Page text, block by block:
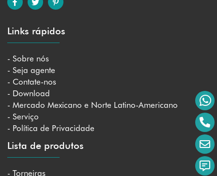
Links rápidos
- Sobre nós
- Seja agente
- Contate-nos
- Download
- Mercado Mexicano e Norte Latino-Americano
- Serviço
- Política de Privacidade
Lista de produtos
- Torneiras